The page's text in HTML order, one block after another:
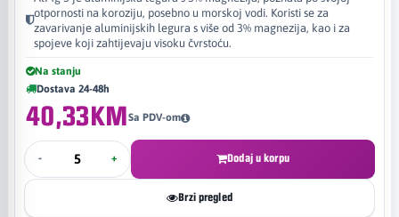
otpornosti na koroziju, posebno u morskoj vodi. Koristi se za
zavarivanje aluminijskih legura s više od 3% magnezija, kao i za
spojeve koji zahtijevaju visoku čvrstoću.
Na stanju
Dostava 24-48h
40,33KMSa PDV-om
- + Dodaj u korpu
Brzi pregled